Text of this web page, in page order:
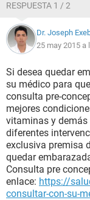
RESPUESTA 1 / 2
Dr. Joseph
25 may 2015 a
Si desea quedar
su médico para
consulta pre-
mejores
vitaminas y
diferentes
exclusiva premisa
quedar
Consulta pre
enlace: https://
consultar-con-su-